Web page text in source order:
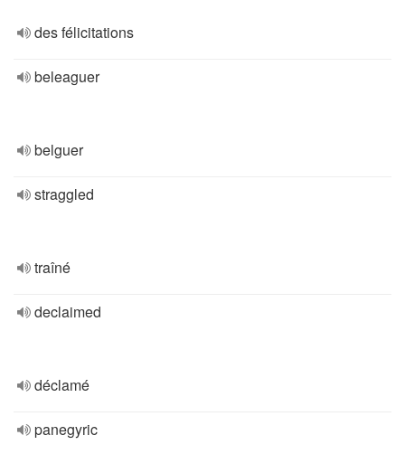
des félicitations
beleaguer
belguer
straggled
traîné
declaimed
déclamé
panegyric